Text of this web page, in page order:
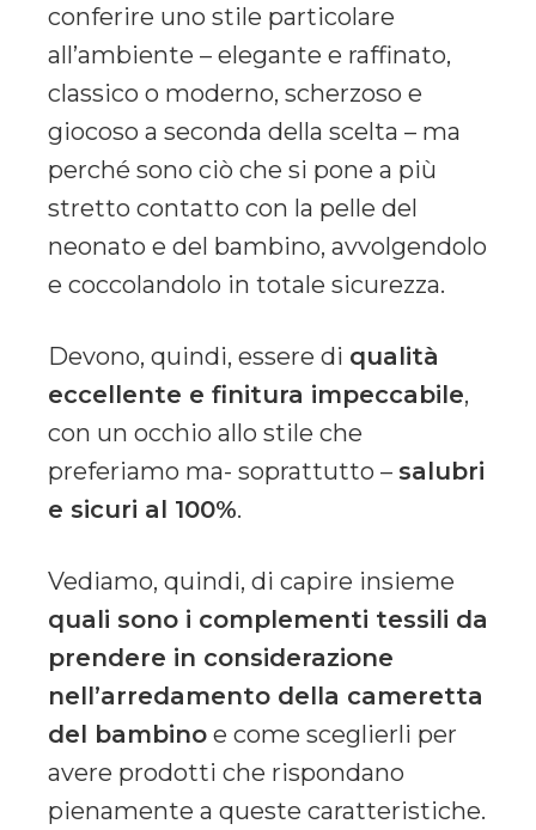
conferire uno stile particolare
all’ambiente – elegante e raffinato,
classico o moderno, scherzoso e
giocoso a seconda della scelta – ma
perché sono ciò che si pone a più
stretto contatto con la pelle del
neonato e del bambino, avvolgendolo
e coccolandolo in totale sicurezza.
Devono, quindi, essere di qualità
eccellente e finitura impeccabile,
con un occhio allo stile che
preferiamo ma- soprattutto – salubri
e sicuri al 100%.
Vediamo, quindi, di capire insieme
quali sono i complementi tessili da
prendere in considerazione
nell’arredamento della cameretta
del bambino e come sceglierli per
avere prodotti che rispondano
pienamente a queste caratteristiche.